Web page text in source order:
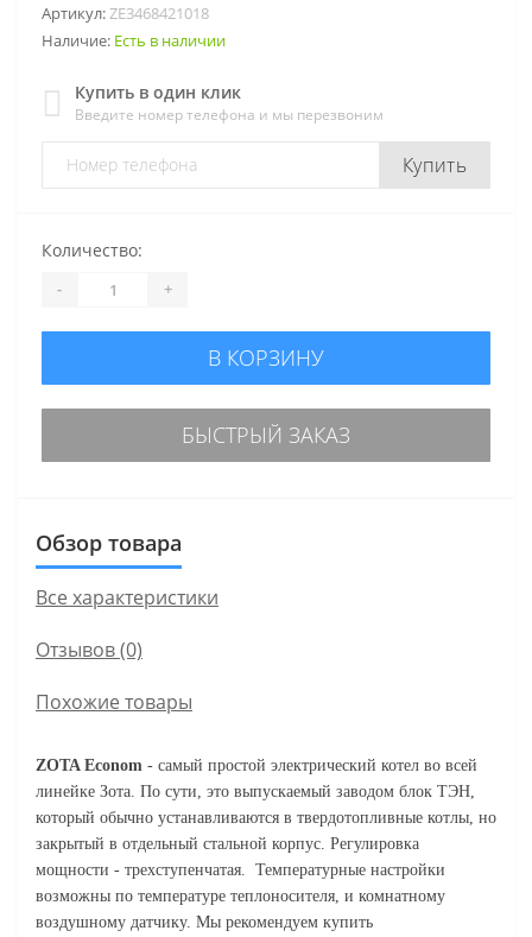
Артикул:ZE3468421018
Наличие: Есть в наличии
Купить в один клик
Введите номер телефона и мы перезвоним
Купить
Количество:
- +
В КОРЗИНУ
БЫСТРЫЙ ЗАКАЗ
Обзор товара
Все характеристики
Отзывов (0)
Похожие товары
ZOTA Econom - самый простой электрический котел во всей
линейке Зота. По сути, это выпускаемый заводом блок ТЭН,
который обычно устанавливаются в твердотопливные котлы, но
закрытый в отдельный стальной корпус. Регулировка
мощности - трехступенчатая. Температурные настройки
возможны по температуре теплоносителя, и комнатному
воздушному датчику. Мы рекомендуем купить